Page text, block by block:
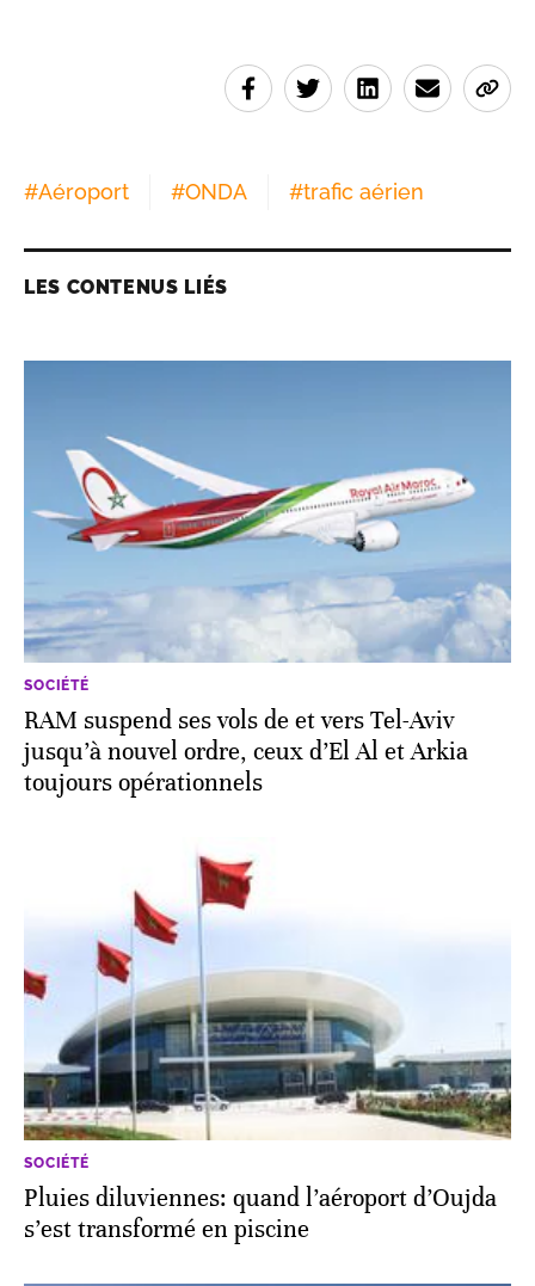
#Aéroport #ONDA #trafic aérien
LES CONTENUS LIÉS
SOCIÉTÉ
RAM suspend ses vols de et vers Tel-Aviv
jusqu’à nouvel ordre, ceux d’El Al et Arkia
toujours opérationnels
SOCIÉTÉ
Pluies diluviennes: quand l’aéroport d’Oujda
s’est transformé en piscine